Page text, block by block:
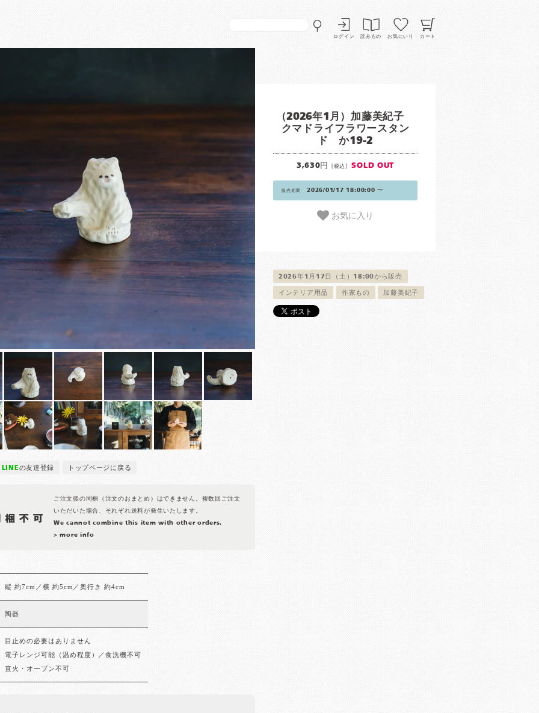
ログイン 読みもの お気にいり カート
LINEの友達登録 トップページに戻る
ご注文後の同梱（注文のおまとめ）はできません。複数回ご注文
いただいた場合、それぞれ送料が発生いたします。
We cannot combine this item with other orders.
> more info
（2026年1月）加藤美紀子
クマドライフラワースタン
ド か19-2
3,630円 [税込] SOLD OUT
販売期間 2026/01/17 18:00:00 〜
お気に入り
2026年1月17日（土）18:00から販売
インテリア用品 作家もの 加藤美紀子
縦 約7cm／横 約5cm／奥行き 約4cm
陶器
目止めの必要はありません
電子レンジ可能（温め程度）／食洗機不可
直火・オーブン不可